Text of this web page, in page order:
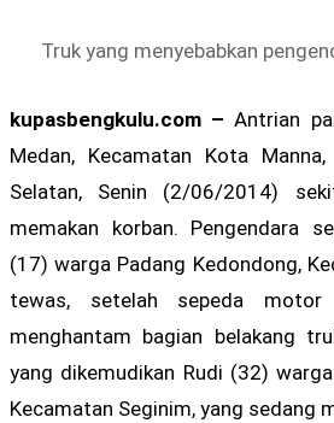
Truk yang menyebabkan
kupasbengkulu.com – Antrian
Medan, Kecamatan Kota Manna,
Selatan, Senin (2/06/2014)
memakan korban. Pengendara
(17) warga Padang Kedondong,
tewas, setelah sepeda motor
menghantam bagian belakang
yang dikemudikan Rudi (32)
Kecamatan Seginim, yang sedang